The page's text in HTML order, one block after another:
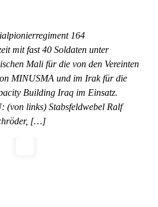
164
mit fast 40 Soldaten unter
Mali für die von den Vereinten
MINUSMA und im Irak für die
Building Iraq im Einsatz.
(von links) Stabsfeldwebel Ralf
[…]